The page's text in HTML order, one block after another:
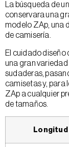
La búsqueda de
conservara una
modelo ZAp, una
de camisería.
El cuidado diseño
una gran variedad
sudaderas,
camisetas y,
ZAp a cualquier
de tamaños.
Longitud